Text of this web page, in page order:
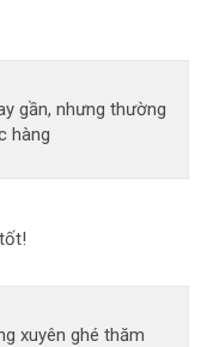
gần, nhưng thường
hàng
xuyên ghé thăm